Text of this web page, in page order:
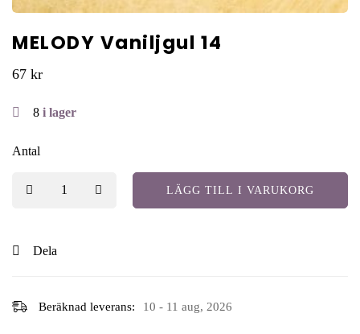
MELODY Vaniljgul 14
67 kr
8 i lager
Antal
LÄGG TILL I VARUKORG
Dela
Beräknad leverans: 10 - 11 aug, 2026